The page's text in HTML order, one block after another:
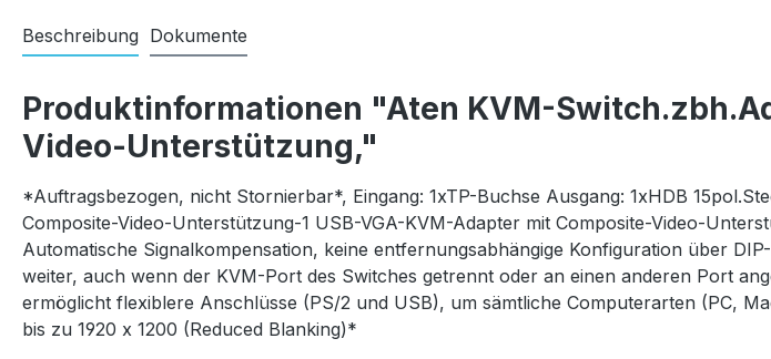
Beschreibung Dokumente
Produktinformationen "Aten KVM-
Video-Unterstützung,"
*Auftragsbezogen, nicht Stornierbar*, Eingang: 1xTP-Buchse Ausgang: 1xHDB
Composite-Video-Unterstützung-1 USB-VGA-KVM-Adapter mit Composite-Video-
Automatische Signalkompensation, keine entfernungsabhängige Konfiguration über
weiter, auch wenn der KVM-Port des Switches getrennt oder an einen anderen Port
ermöglicht flexiblere Anschlüsse (PS/2 und USB), um sämtliche Computerarten (PC,
bis zu 1920 x 1200 (Reduced Blanking)*